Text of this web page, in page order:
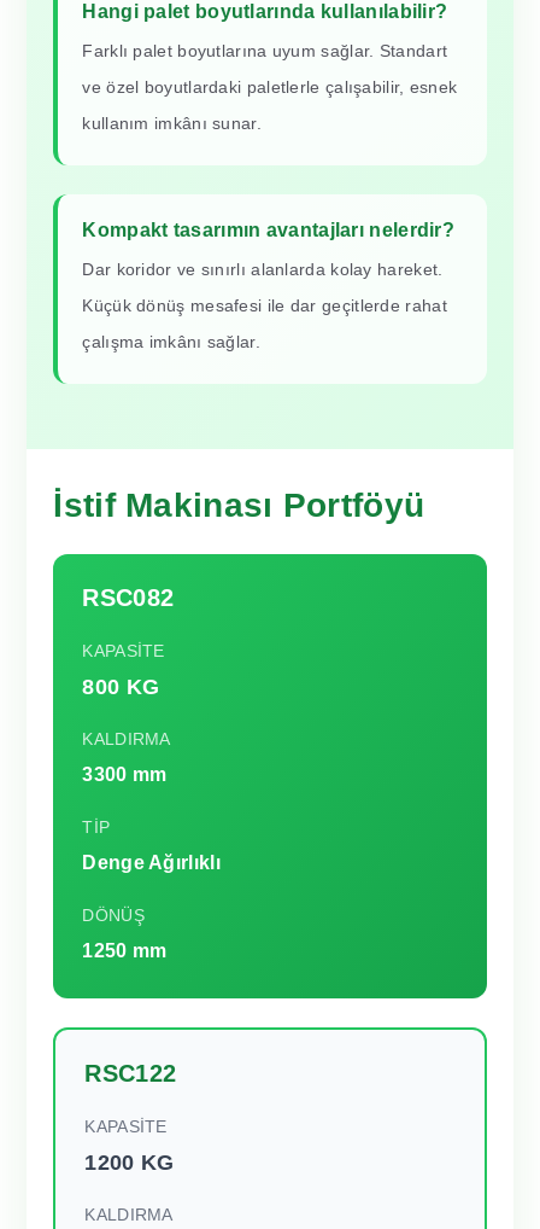
Hangi palet boyutlarında kullanılabilir?
Farklı palet boyutlarına uyum sağlar. Standart
ve özel boyutlardaki paletlerle çalışabilir, esnek
kullanım imkânı sunar.
Kompakt tasarımın avantajları nelerdir?
Dar koridor ve sınırlı alanlarda kolay hareket.
Küçük dönüş mesafesi ile dar geçitlerde rahat
çalışma imkânı sağlar.
İstif Makinası Portföyü
RSC082
KAPASİTE
800 KG
KALDIRMA
3300 mm
TİP
Denge Ağırlıklı
DÖNÜŞ
1250 mm
RSC122
KAPASİTE
1200 KG
KALDIRMA